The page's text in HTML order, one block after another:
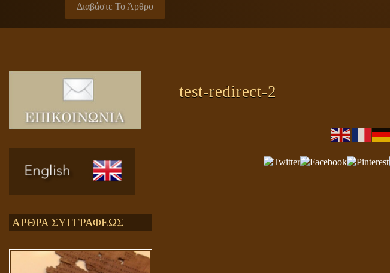
Διαβάστε Το Άρθρο
ΑΡΘΡΑ ΣΥΓΓΡΑΦΕΩΣ
test-redirect-2